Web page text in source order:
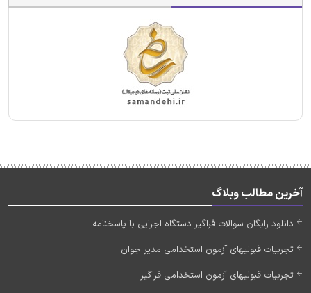
آخرین مطالب وبلاگ
دانلود رایگان سوالات فراگیر دستگاه اجرایی با پاسخنامه
تجربیات قبولیهای آزمون استخدامی مدیر جوان
تجربیات قبولیهای آزمون استخدامی فراگیر